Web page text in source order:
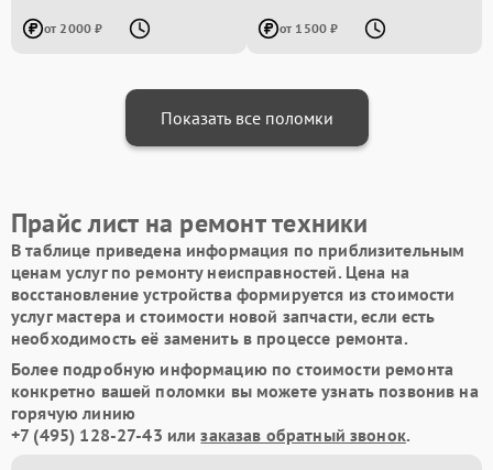
от 2000 ₽ от 1500 ₽
Показать все поломки
Прайс лист на ремонт техники
В таблице приведена информация по приблизительным
ценам услуг по ремонту неисправностей. Цена на
восстановление устройства формируется из стоимости
услуг мастера и стоимости новой запчасти, если есть
необходимость её заменить в процессе ремонта.
Более подробную информацию по стоимости ремонта
конкретно вашей поломки вы можете узнать позвонив на
горячую линию
+7 (495) 128-27-43 илизаказав обратный звонок.